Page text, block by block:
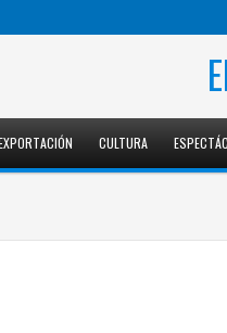
CULTURA